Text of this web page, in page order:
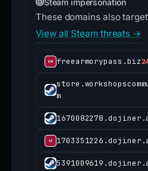
These domains also target
View all Steam threats →
freearmorypass.biz
m